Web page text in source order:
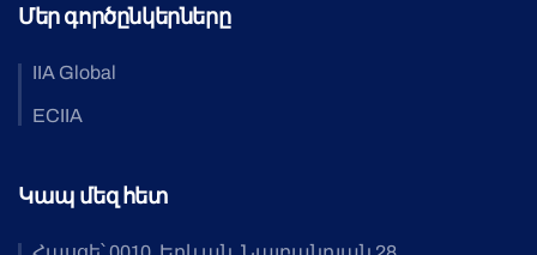
Մեր գործընկերները
IIA Global
ECIIA
Կապ մեզ հետ